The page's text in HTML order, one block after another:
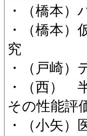
・（橋本
・（橋本
究
・（戸崎
・（西）
その性能評
・（小矢